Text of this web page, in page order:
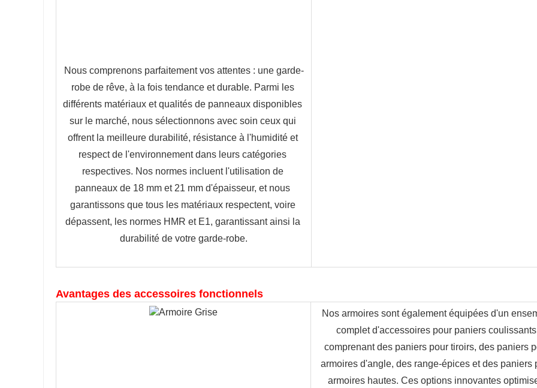
Nous comprenons parfaitement vos attentes : une garde-
robe de rêve, à la fois tendance et durable. Parmi les
différents matériaux et qualités de panneaux disponibles
sur le marché, nous sélectionnons avec soin ceux qui
offrent la meilleure durabilité, résistance à l'humidité et
respect de l'environnement dans leurs catégories
respectives. Nos normes incluent l'utilisation de
panneaux de 18 mm et 21 mm d'épaisseur, et nous
garantissons que tous les matériaux respectent, voire
dépassent, les normes HMR et E1, garantissant ainsi la
durabilité de votre garde-robe.
Avantages des accessoires fonctionnels
Nos armoires sont également équipées d'un
complet d'accessoires pour paniers
comprenant des paniers pour tiroirs, des paniers
armoires d'angle, des range-épices et des paniers
armoires hautes. Ces options innovantes